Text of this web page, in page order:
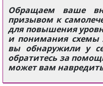
Обращаем ваше
призывом к
для повышения
и понимания схемы
вы обнаружили у
обратитесь за
может вам